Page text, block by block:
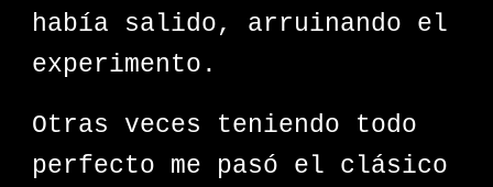
había salido, arruinando el
experimento.
Otras veces teniendo todo
perfecto me pasó el clásico